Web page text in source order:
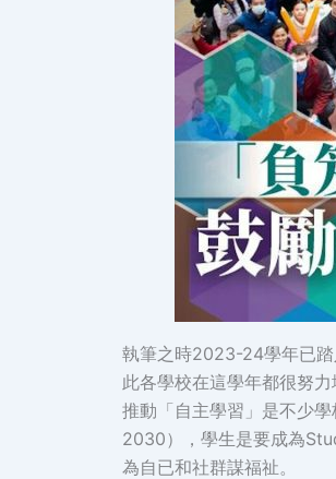
執筆之時2023-24學年已踏
此各學校在這學年都很努
推動「自主學習」是不少
2030），學生是要成為
為自已和社群謀福祉。